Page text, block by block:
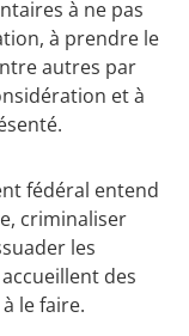
à ne pas
à prendre le
autres par
et à
fédéral entend
criminaliser
les
des
le faire.